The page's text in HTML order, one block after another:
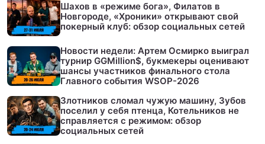
Шахов в «режиме бога», Филатов в
Новгороде, «Хроники» открывают свой
покерный клуб: обзор социальных сетей
Новости недели: Артем Осмирко выиграл
турнир GGMillion$, букмекеры оценивают
шансы участников финального стола
Главного события WSOP-2026
Злотников сломал чужую машину, Зубов
поселил у себя птенца, Котельников не
справляется с режимом: обзор
социальных сетей